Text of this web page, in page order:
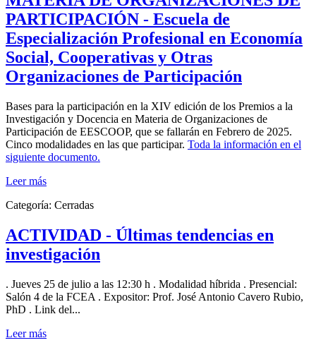
PARTICIPACIÓN - Escuela de
Especialización Profesional en Economía
Social, Cooperativas y Otras
Organizaciones de Participación
Bases para la participación en la XIV edición de los Premios a la
Investigación y Docencia en Materia de Organizaciones de
Participación de EESCOOP, que se fallarán en Febrero de 2025.
Cinco modalidades en las que participar. Toda la información en el
siguiente documento.
Leer más
Categoría: Cerradas
ACTIVIDAD - Últimas tendencias en
investigación
. Jueves 25 de julio a las 12:30 h . Modalidad híbrida . Presencial:
Salón 4 de la FCEA . Expositor: Prof. José Antonio Cavero Rubio,
PhD . Link del...
Leer más